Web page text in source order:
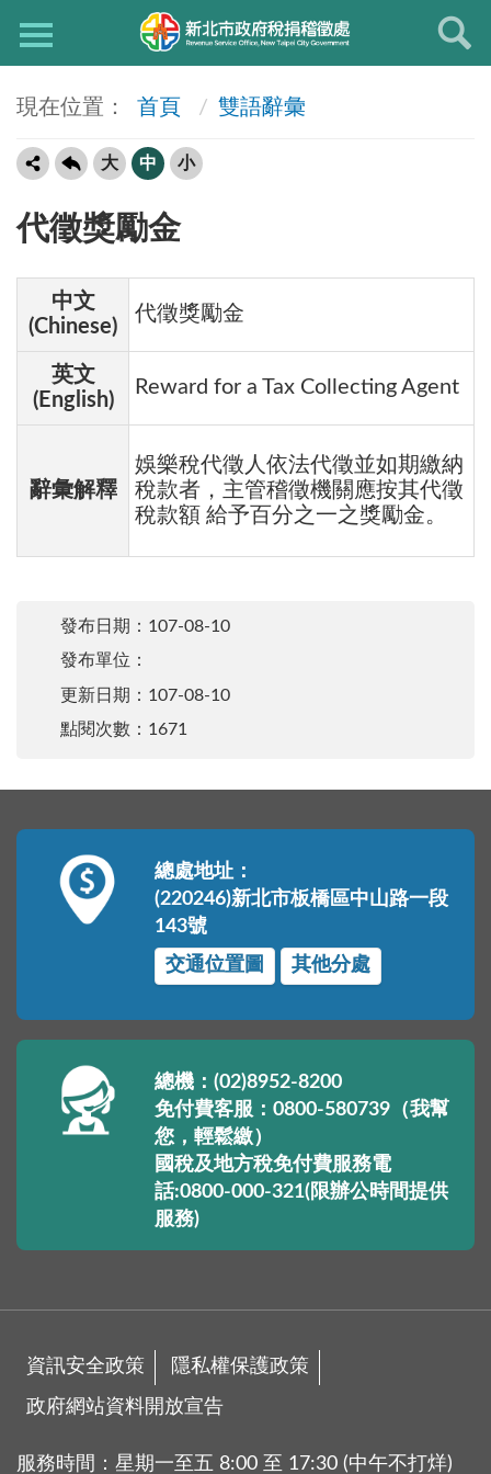
首頁 雙語辭彙
大 中 小
代徵獎勵金
中文
(Chinese)
代徵獎勵金
英文
(English)
Reward for a Tax Collecting Agent
辭彙解釋
娛樂稅代徵人依法代徵並如期繳納
稅款者，主管稽徵機關應按其代徵
稅款額 給予百分之一之獎勵金。
發布日期： 107-08-10
發布單位：
更新日期： 107-08-10
點閱次數：1671
總處地址：
(220246)新北市板橋區中山路一段
143號
交通位置圖
其他分處
總機：(02)8952-8200
免付費客服：0800-580739（我幫
您，輕鬆繳）
國稅及地方稅免付費服務電
話:0800-000-321(限辦公時間提供
服務)
資訊安全政策 隱私權保護政策
政府網站資料開放宣告
服務時間：星期一至五 8:00 至 17:30 (中午不打烊)